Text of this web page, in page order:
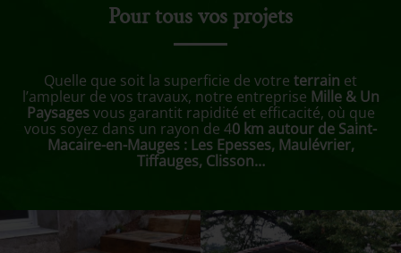
Pour tous vos projets
Quelle que soit la superficie de votre terrain et
l’ampleur de vos travaux, notre entreprise Mille & Un
Paysagesvous garantit rapidité et efficacité, où que
vous soyez dans un rayon de 40 km autour de Saint-
Macaire-en-Mauges : Les Epesses, Maulévrier,
Tiffauges, Clisson…